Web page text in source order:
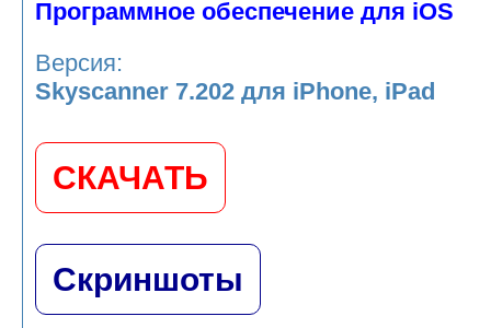
Программное обеспечение для iOS
Версия:
Skyscanner 7.202 для iPhone, iPad
СКАЧАТЬ
Скриншоты